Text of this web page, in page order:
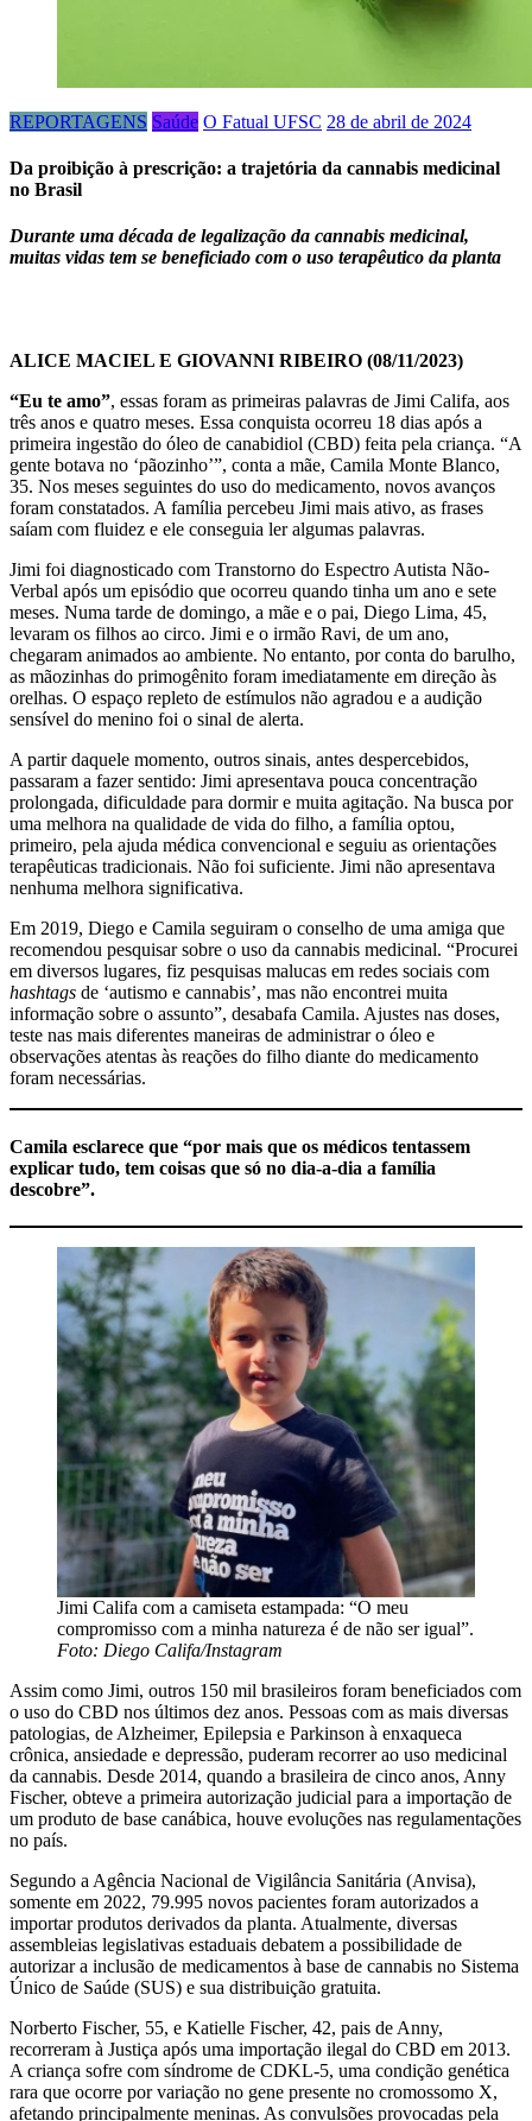
REPORTAGENS Saúde O Fatual UFSC 28 de abril de 2024
Da proibição à prescrição: a trajetória da cannabis medicinal
no Brasil
Durante uma década de legalização da cannabis medicinal,
muitas vidas tem se beneficiado com o uso terapêutico da planta
ALICE MACIEL E GIOVANNI RIBEIRO (08/11/2023)
“Eu te amo”, essas foram as primeiras palavras de Jimi Califa, aos
três anos e quatro meses. Essa conquista ocorreu 18 dias após a
primeira ingestão do óleo de canabidiol (CBD) feita pela criança. “A
gente botava no ‘pãozinho’”, conta a mãe, Camila Monte Blanco,
35. Nos meses seguintes do uso do medicamento, novos avanços
foram constatados. A família percebeu Jimi mais ativo, as frases
saíam com fluidez e ele conseguia ler algumas palavras.
Jimi foi diagnosticado com Transtorno do Espectro Autista Não-
Verbal após um episódio que ocorreu quando tinha um ano e sete
meses. Numa tarde de domingo, a mãe e o pai, Diego Lima, 45,
levaram os filhos ao circo. Jimi e o irmão Ravi, de um ano,
chegaram animados ao ambiente. No entanto, por conta do barulho,
as mãozinhas do primogênito foram imediatamente em direção às
orelhas. O espaço repleto de estímulos não agradou e a audição
sensível do menino foi o sinal de alerta.
A partir daquele momento, outros sinais, antes despercebidos,
passaram a fazer sentido: Jimi apresentava pouca concentração
prolongada, dificuldade para dormir e muita agitação. Na busca por
uma melhora na qualidade de vida do filho, a família optou,
primeiro, pela ajuda médica convencional e seguiu as orientações
terapêuticas tradicionais. Não foi suficiente. Jimi não apresentava
nenhuma melhora significativa.
Em 2019, Diego e Camila seguiram o conselho de uma amiga que
recomendou pesquisar sobre o uso da cannabis medicinal. “Procurei
em diversos lugares, fiz pesquisas malucas em redes sociais com
hashtags de ‘autismo e cannabis’, mas não encontrei muita
informação sobre o assunto”, desabafa Camila. Ajustes nas doses,
teste nas mais diferentes maneiras de administrar o óleo e
observações atentas às reações do filho diante do medicamento
foram necessárias.
Camila esclarece que “por mais que os médicos tentassem
explicar tudo, tem coisas que só no dia-a-dia a família
descobre”.
Jimi Califa com a camiseta estampada: “O meu
compromisso com a minha natureza é de não ser igual”.
Foto: Diego Califa/Instagram
Assim como Jimi, outros 150 mil brasileiros foram beneficiados com
o uso do CBD nos últimos dez anos. Pessoas com as mais diversas
patologias, de Alzheimer, Epilepsia e Parkinson à enxaqueca
crônica, ansiedade e depressão, puderam recorrer ao uso medicinal
da cannabis. Desde 2014, quando a brasileira de cinco anos, Anny
Fischer, obteve a primeira autorização judicial para a importação de
um produto de base canábica, houve evoluções nas regulamentações
no país.
Segundo a Agência Nacional de Vigilância Sanitária (Anvisa),
somente em 2022, 79.995 novos pacientes foram autorizados a
importar produtos derivados da planta. Atualmente, diversas
assembleias legislativas estaduais debatem a possibilidade de
autorizar a inclusão de medicamentos à base de cannabis no Sistema
Único de Saúde (SUS) e sua distribuição gratuita.
Norberto Fischer, 55, e Katielle Fischer, 42, pais de Anny,
recorreram à Justiça após uma importação ilegal do CBD em 2013.
A criança sofre com síndrome de CDKL-5, uma condição genética
rara que ocorre por variação no gene presente no cromossomo X,
afetando principalmente meninas. As convulsões provocadas pela